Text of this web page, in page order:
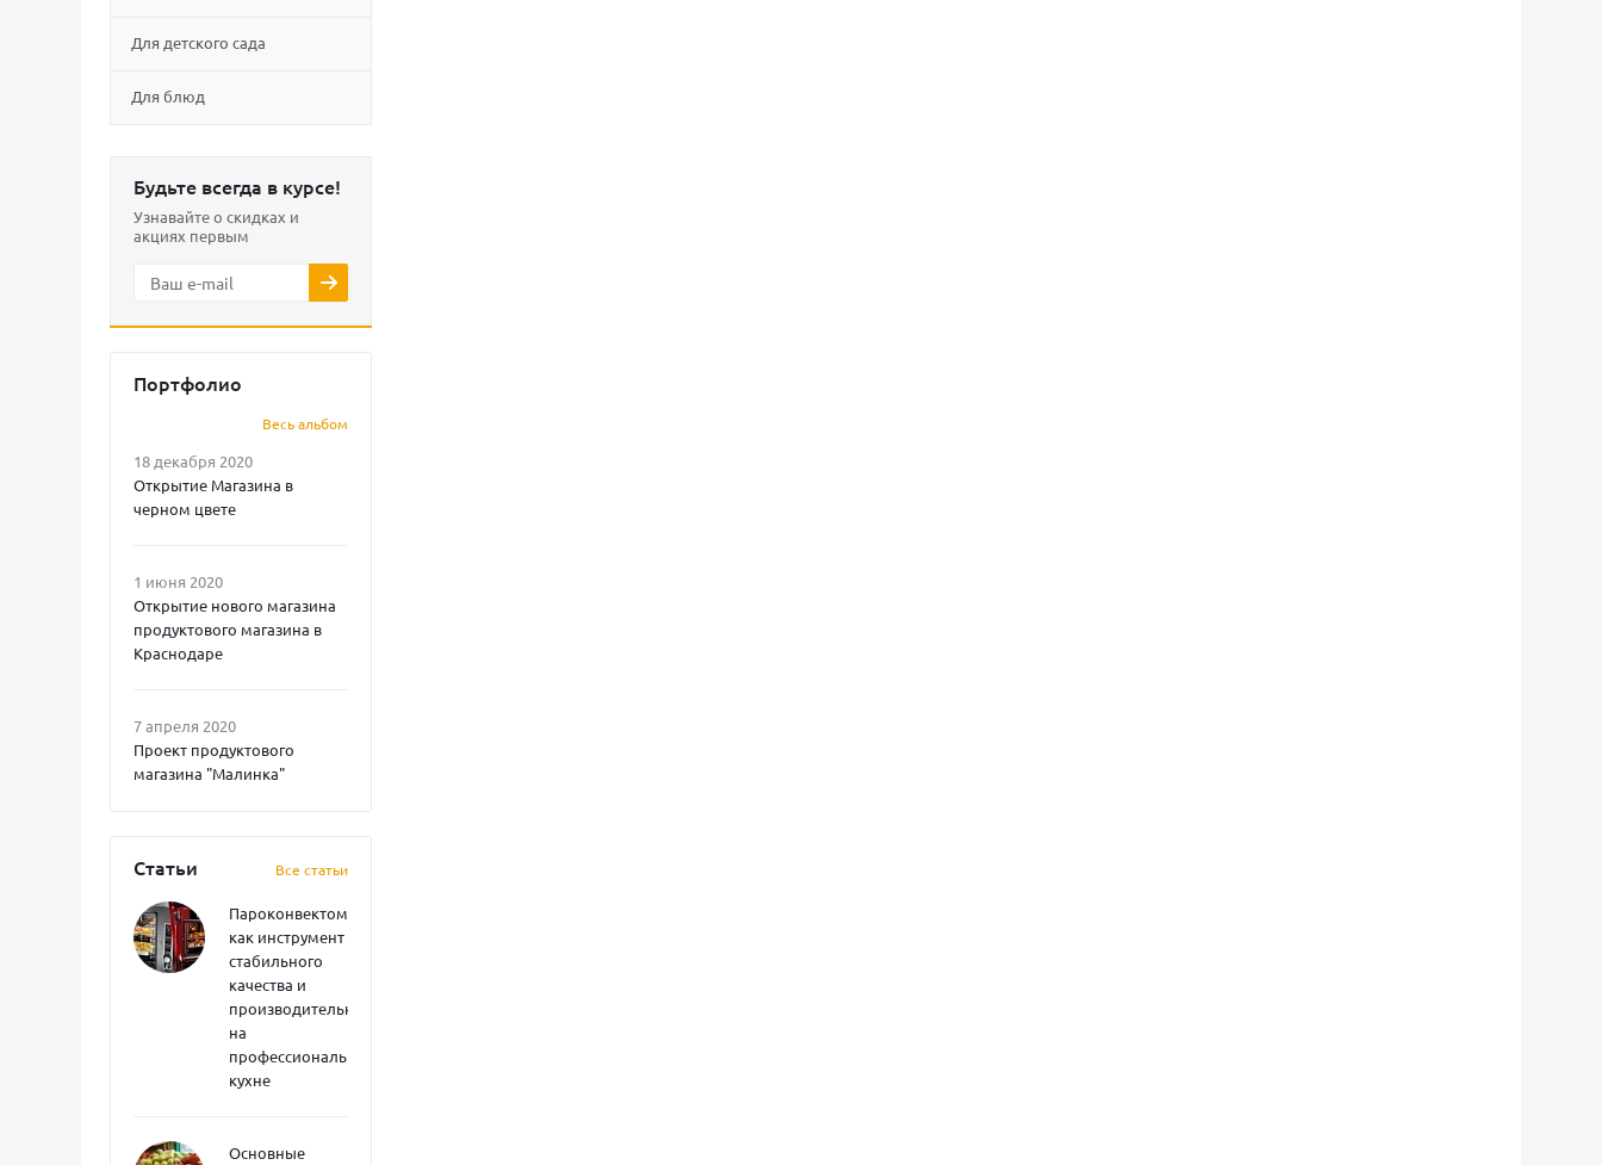
Для детского сада
Для блюд
Будьте всегда в курсе!
Узнавайте о скидках и
акциях первым
Портфолио
Весь альбом
18 декабря 2020
Открытие Магазина в
черном цвете
1 июня 2020
Открытие нового магазина
продуктового магазина в
Краснодаре
7 апреля 2020
Проект продуктового
магазина "Малинка"
Статьи Все статьи
Пароконвектоматы
как инструмент
стабильного
качества и
производительности
на
профессиональной
кухне
Основные